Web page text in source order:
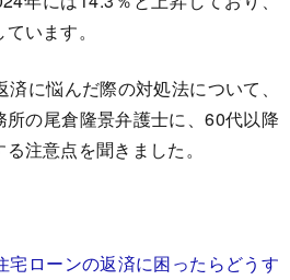
います。
に悩んだ際の対処法について、
の尾倉隆景弁護士に、60代以降
注意点を聞きました。
ローンの返済に困ったらどうす